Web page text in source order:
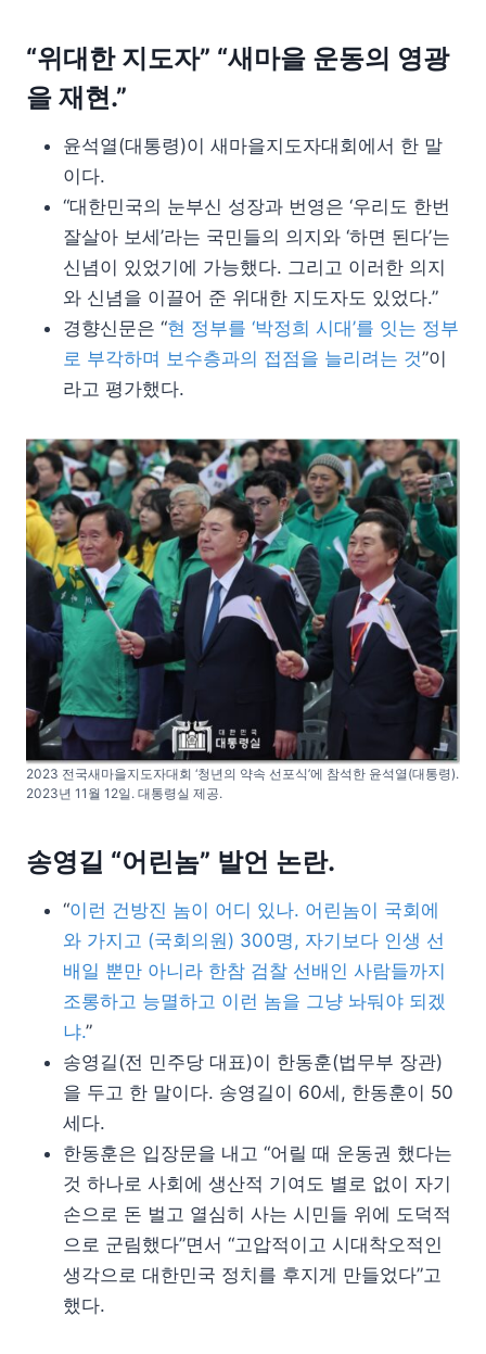
“위대한 지도자” “새마을 운동의 영광
을 재현.”
윤석열(대통령)이 새마을지도자대회에서 한 말
이다.
“대한민국의 눈부신 성장과 번영은 ‘우리도 한번
잘살아 보세’라는 국민들의 의지와 ‘하면 된다’는
신념이 있었기에 가능했다. 그리고 이러한 의지
와 신념을 이끌어 준 위대한 지도자도 있었다.”
경향신문은 “현 정부를 ‘박정희 시대’를 잇는 정부
로 부각하며 보수층과의 접점을 늘리려는 것”이
라고 평가했다.
2023 전국새마을지도자대회 ‘청년의 약속 선포식’에 참석한 윤석열(대통령).
2023년 11월 12일. 대통령실 제공.
송영길 “어린놈” 발언 논란.
“이런 건방진 놈이 어디 있나. 어린놈이 국회에
와 가지고 (국회의원) 300명, 자기보다 인생 선
배일 뿐만 아니라 한참 검찰 선배인 사람들까지
조롱하고 능멸하고 이런 놈을 그냥 놔둬야 되겠
냐.”
송영길(전 민주당 대표)이 한동훈(법무부 장관)
을 두고 한 말이다. 송영길이 60세, 한동훈이 50
세다.
한동훈은 입장문을 내고 “어릴 때 운동권 했다는
것 하나로 사회에 생산적 기여도 별로 없이 자기
손으로 돈 벌고 열심히 사는 시민들 위에 도덕적
으로 군림했다”면서 “고압적이고 시대착오적인
생각으로 대한민국 정치를 후지게 만들었다”고
했다.